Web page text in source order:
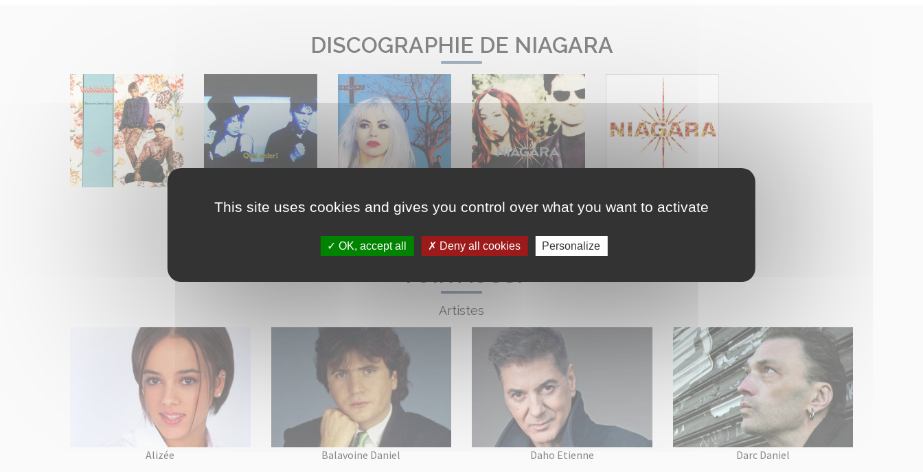
DISCOGRAPHIE DE NIAGARA
Artistes
Alizée Balavoine Daniel Daho Etienne Darc Daniel
This site uses cookies and gives you control over what you want to activate
OK, accept all Deny all cookies Personalize